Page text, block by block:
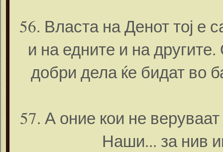
56. Власта на Денот тој
и на едните и на
добри дела ќе бидат во
57. А оние кои не
Наши... за нив